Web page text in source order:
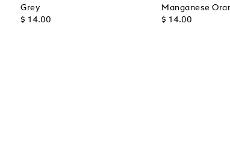
Grey
$ 14.00
Manganese
$ 14.00